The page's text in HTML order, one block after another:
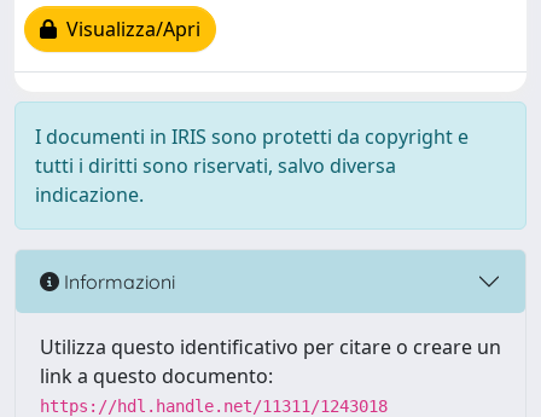
Visualizza/Apri
I documenti in IRIS sono protetti da copyright e
tutti i diritti sono riservati, salvo diversa
indicazione.
Informazioni
Utilizza questo identificativo per citare o creare un
link a questo documento:
https://hdl.handle.net/11311/1243018